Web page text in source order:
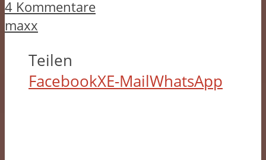
4 Kommentare
maxx
Teilen
FacebookXE-MailWhatsApp